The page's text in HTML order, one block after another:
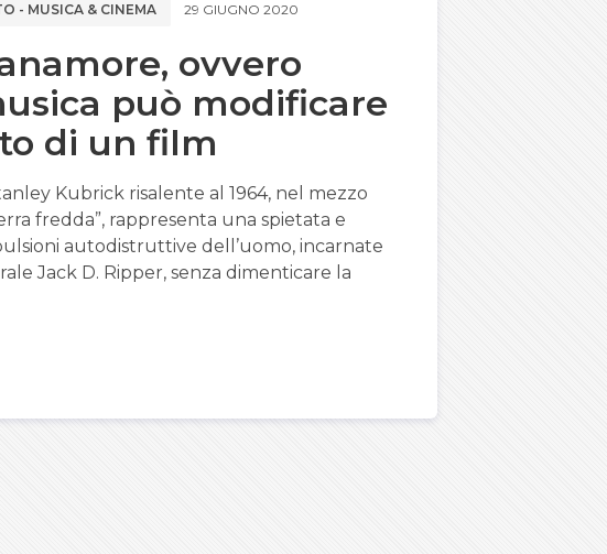
- MUSICA & CINEMA 29 GIUGNO 2020
ovvero
può modificare
di un film
Kubrick risalente al 1964, nel mezzo
fredda”, rappresenta una spietata e
autodistruttive dell’uomo, incarnate
Jack D. Ripper, senza dimenticare la